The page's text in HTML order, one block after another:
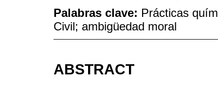
Palabras clave: Prácticas
Civil; ambigüedad moral
ABSTRACT